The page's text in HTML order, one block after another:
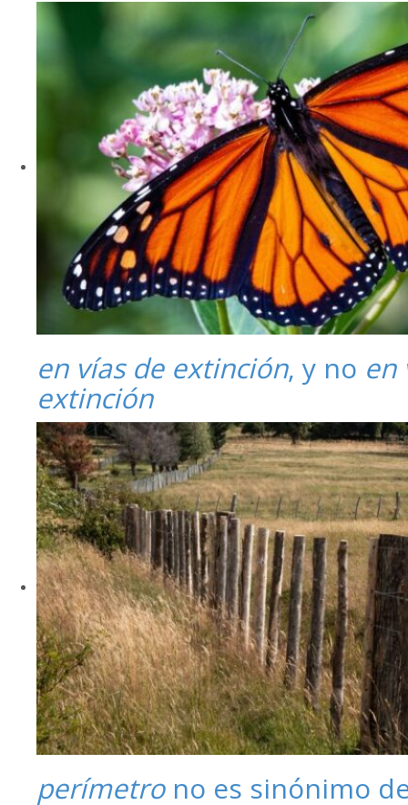
en vías de extinción, y no en
extinción
perímetrono es sinónimo